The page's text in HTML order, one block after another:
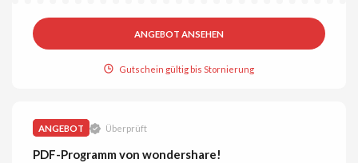
ANGEBOT ANSEHEN
Gutschein gültig bis Stornierung
ANGEBOT Überprüft
PDF-Programm von wondershare!